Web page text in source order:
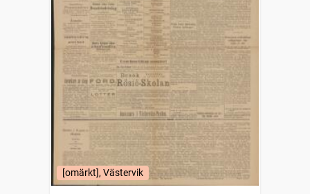
[omärkt], Västervik